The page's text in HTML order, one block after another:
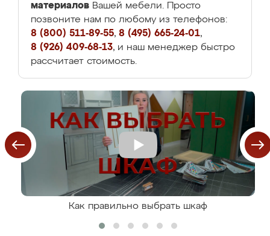
материалов Вашей мебели. Просто
позвоните нам по любому из телефонов:
8 (800) 511-89-55, 8 (495) 665-24-01,
8 (926) 409-68-13, и наш менеджер быстро
рассчитает стоимость.
Как правильно выбрать шкаф